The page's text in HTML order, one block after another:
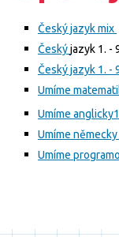
Český jazyk mix
Českýjazyk 1. -
Český jazyk 1. -
Umíme
Umíme
Umíme
Umíme